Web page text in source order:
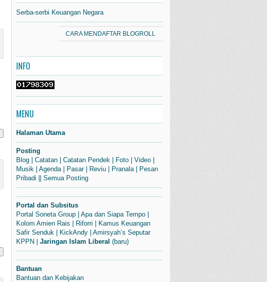
Serba-serbi Keuangan Negara
CARA MENDAFTAR BLOGROLL
INFO
MENU
Halaman Utama
Posting
Blog
Catatan Catatan Pendek Foto Video
Musik
Agenda| Pasar| Reviu Pranala|
Pesan
Pribadi
Semua Posting
Portal dan Subsitus
Portal Soneta Group
Apa dan Siapa Tempo
Kolom Amien Rais
Riforri
Kamus Keuangan
Safir Senduk
KickAndy
Amirsyah’s Seputar
KPPN
Jaringan Islam Liberal (baru)
Bantuan
Bantuan dan Kebijakan